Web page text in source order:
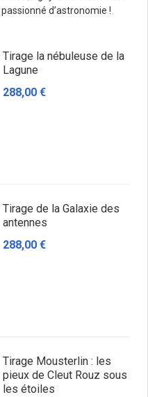
d’astronomie !
Tirage la nébuleuse de la
Lagune
288,00 €
Tirage de la Galaxie des
antennes
288,00 €
Tirage Mousterlin : les
pieux de Cleut Rouz sous
les étoiles